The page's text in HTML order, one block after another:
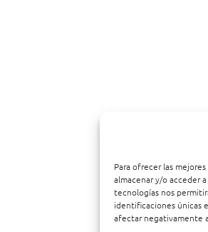
Para ofrecer las
almacenar y/o acceder
tecnologías nos
identificaciones únicas
afectar negativamente